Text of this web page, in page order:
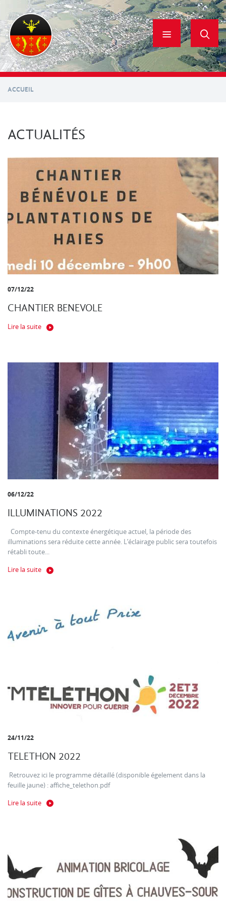
contenu
principal
ACCUEIL
ACTUALITÉS
07/12/22
CHANTIER BENEVOLE
Lire la suite
06/12/22
ILLUMINATIONS 2022
Compte-tenu du contexte énergétique actuel, la période des
illuminations sera réduite cette année. L’éclairage public sera toutefois
rétabli toute...
Lire la suite
24/11/22
TELETHON 2022
Retrouvez ici le programme détaillé (disponible égelement dans la
feuille jaune) : affiche_telethon.pdf
Lire la suite